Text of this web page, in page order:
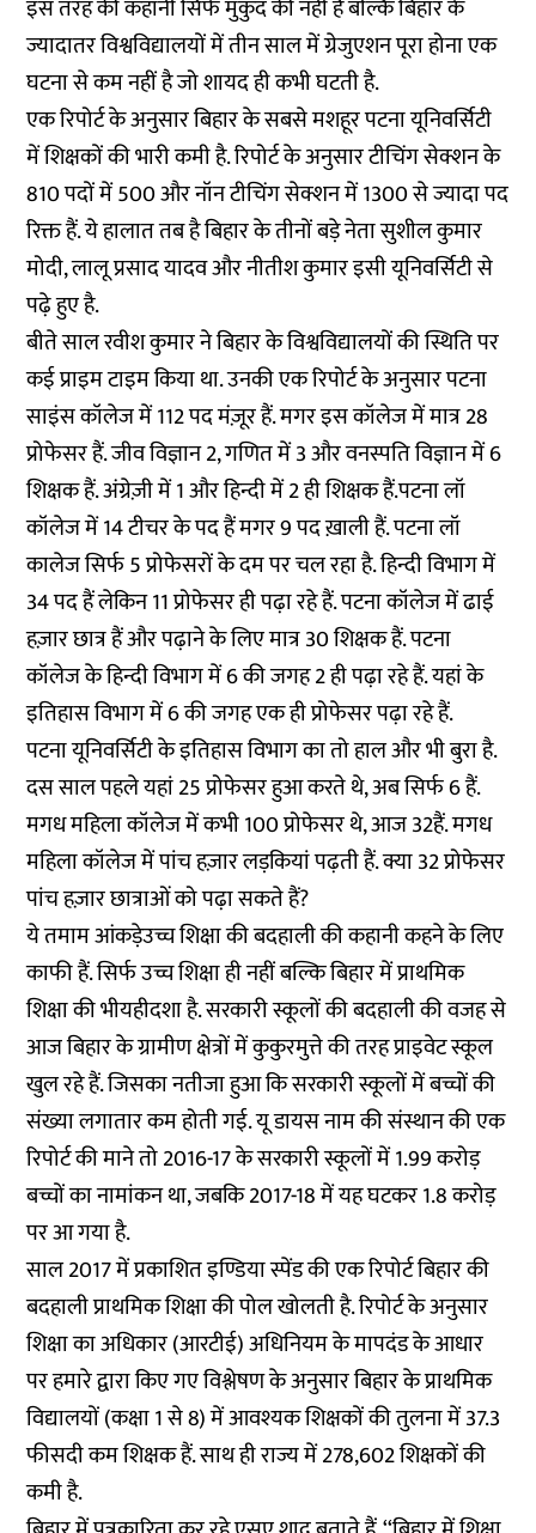
इस तरह की कहानी सिर्फ मुकुंद की नहीं है बल्कि बिहार के
ज्यादातर विश्वविद्यालयों में तीन साल में ग्रेजुएशन पूरा होना एक
घटना से कम नहीं है जो शायद ही कभी घटती है.
एकरिपोर्टके अनुसार बिहार के सबसे मशहूर पटना यूनिवर्सिटी
में शिक्षकों की भारी कमी है. रिपोर्ट के अनुसार टीचिंग सेक्शन के
810 पदों में 500 और नॉन टीचिंग सेक्शन में 1300 से ज्यादा पद
रिक्त हैं. ये हालात तब है बिहार के तीनों बड़े नेता सुशील कुमार
मोदी, लालू प्रसाद यादव और नीतीश कुमार इसी यूनिवर्सिटी से
पढ़े हुए है.
बीते साल रवीश कुमार ने बिहार के विश्वविद्यालयों की स्थिति पर
कई प्राइम टाइम किया था. उनकी एकरिपोर्टके अनुसार पटना
साइंस कॉलेज में 112 पद मंज़ूर हैं. मगर इस कॉलेज में मात्र 28
प्रोफेसर हैं. जीव विज्ञान 2, गणित में 3 और वनस्पति विज्ञान में 6
शिक्षक हैं. अंग्रेज़ी में 1 और हिन्दी में 2 ही शिक्षक हैं.पटना लॉ
कॉलेज में 14 टीचर के पद हैं मगर 9 पद ख़ाली हैं. पटना लॉ
कालेज सिर्फ 5 प्रोफेसरों के दम पर चल रहा है. हिन्दी विभाग में
34 पद हैं लेकिन 11 प्रोफेसर ही पढ़ा रहे हैं. पटना कॉलेज में ढाई
हज़ार छात्र हैं और पढ़ाने के लिए मात्र 30 शिक्षक हैं. पटना
कॉलेज के हिन्दी विभाग में 6 की जगह 2 ही पढ़ा रहे हैं. यहां के
इतिहास विभाग में 6 की जगह एक ही प्रोफेसर पढ़ा रहे हैं.
पटना यूनिवर्सिटी के इतिहास विभाग का तो हाल और भी बुरा है.
दस साल पहले यहां 25 प्रोफेसर हुआ करते थे, अब सिर्फ 6 हैं.
मगध महिला कॉलेज में कभी 100 प्रोफेसर थे, आज 32हैं. मगध
महिला कॉलेज में पांच हज़ार लड़कियां पढ़ती हैं. क्या 32 प्रोफेसर
पांच हज़ार छात्राओं को पढ़ा सकते हैं?
ये तमाम आंकड़ेउच्च शिक्षा की बदहाली की कहानी कहने के लिए
काफी हैं. सिर्फ उच्च शिक्षा ही नहीं बल्कि बिहार में प्राथमिक
शिक्षा की भीयहीदशा है. सरकारी स्कूलों की बदहाली की वजह से
आज बिहार के ग्रामीण क्षेत्रों में कुकुरमुत्ते की तरह प्राइवेट स्कूल
खुल रहे हैं. जिसका नतीजा हुआ कि सरकारी स्कूलों में बच्चों की
संख्या लगातार कम होती गई. यू डायस नाम की संस्थान की एक
रिपोर्ट की माने तो 2016-17 के सरकारी स्कूलों में 1.99 करोड़
बच्चों का नामांकन था, जबकि 2017-18 में यह घटकर 1.8 करोड़
पर आ गया है.
साल 2017 में प्रकाशित इण्डिया स्पेंड की एक रिपोर्ट बिहार की
बदहाली प्राथमिक शिक्षा की पोल खोलती है. रिपोर्ट के अनुसार
शिक्षा का अधिकार (आरटीई) अधिनियम के मापदंड के आधार
पर हमारे द्वारा किए गए विश्लेषण के अनुसार बिहार के प्राथमिक
विद्यालयों (कक्षा 1 से 8) में आवश्यक शिक्षकों की तुलना में 37.3
फीसदी कम शिक्षक हैं. साथ ही राज्य में 278,602 शिक्षकों की
कमी है.